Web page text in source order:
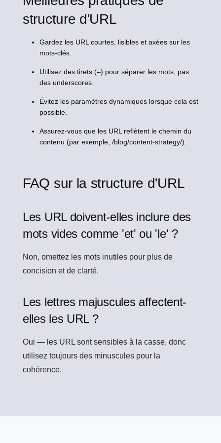
structure d'URL
Gardez les URL courtes, lisibles et axées sur les
mots-clés.
Utilisez des tirets (–) pour séparer les mots, pas
des underscores.
Évitez les paramètres dynamiques lorsque cela est
possible.
Assurez-vous que les URL reflètent le chemin du
contenu (par exemple, /blog/content-strategy/).
FAQ sur la structure d'URL
Les URL doivent-elles inclure des
mots vides comme 'et' ou 'le' ?
Non, omettez les mots inutiles pour plus de
concision et de clarté.
Les lettres majuscules affectent-
elles les URL ?
Oui — les URL sont sensibles à la casse, donc
utilisez toujours des minuscules pour la
cohérence.